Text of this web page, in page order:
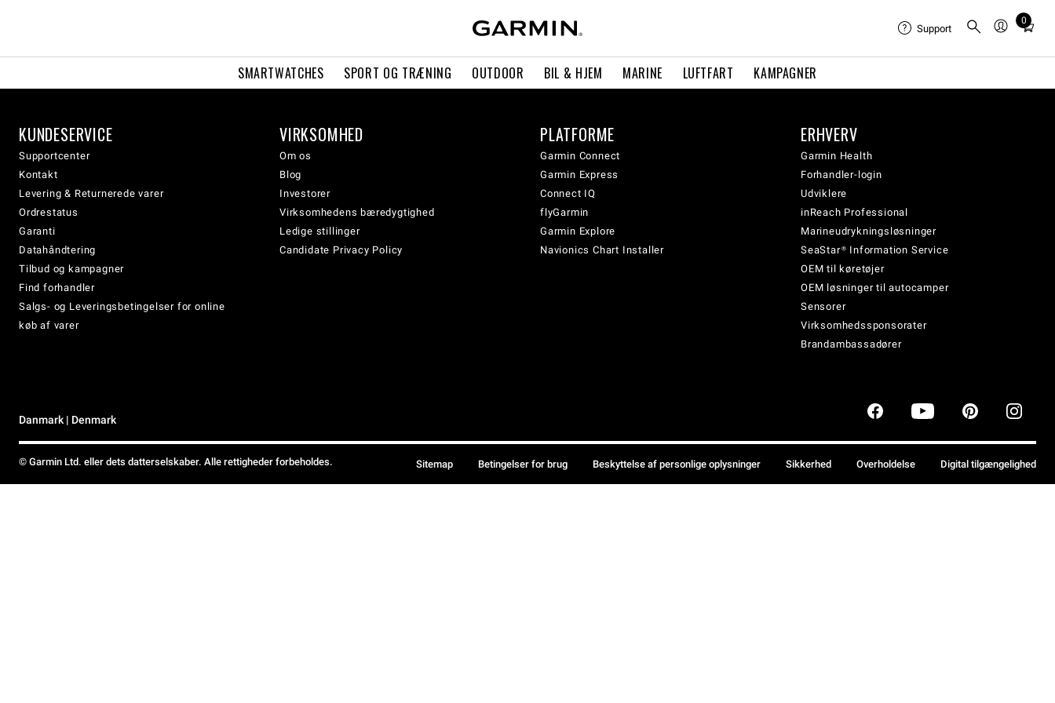
SMARTWATCHES SPORT OG TRÆNING OUTDOOR BIL & HJEM MARINE LUFTFART KAMPAGNER
Support
0
Total
cart:
KUNDESERVICE
Supportcenter
Kontakt
Levering & Returnerede varer
Ordrestatus
Garanti
Datahåndtering
Tilbud og kampagner
Find forhandler
Salgs- og Leveringsbetingelser for online
køb af varer
VIRKSOMHED
Om os
Blog
Investorer
Virksomhedens bæredygtighed
Ledige stillinger
Candidate Privacy Policy
PLATFORME
Garmin Connect
Garmin Express
Connect IQ
flyGarmin
Garmin Explore
Navionics Chart Installer
ERHVERV
Garmin Health
Forhandler-login
Udviklere
inReach Professional
Marineudrykningsløsninger
SeaStar® Information Service
OEM til køretøjer
OEM løsninger til autocamper
Sensorer
Virksomhedssponsorater
Brandambassadører
Danmark | Denmark
© Garmin Ltd. eller dets datterselskaber. Alle rettigheder forbeholdes. Sitemap Betingelser for brug Beskyttelse af personlige oplysninger Sikkerhed Overholdelse Digital tilgængelighed